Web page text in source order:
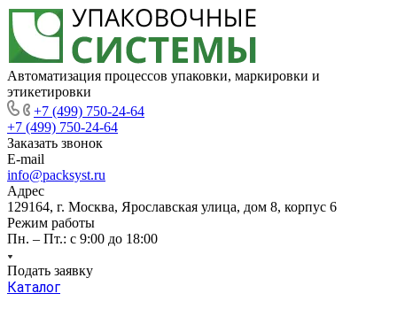
Автоматизация процессов упаковки, маркировки и
этикетировки
+7 (499) 750-24-64
+7 (499) 750-24-64
Заказать звонок
E-mail
info@packsyst.ru
Адрес
129164, г. Москва, Ярославская улица, дом 8, корпус 6
Режим работы
Пн. – Пт.: с 9:00 до 18:00
Подать заявку
Каталог